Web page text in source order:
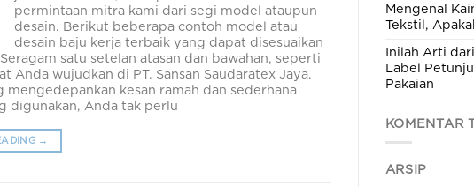
permintaan mitra kami dari segi model ataupun
desain. Berikut beberapa contoh model atau
desain baju kerja terbaik yang dapat disesuaikan
satu setelan atasan dan bawahan, seperti
Anda wujudkan di PT. Sansan Saudaratex Jaya.
kesan ramah dan sederhana
digunakan, Anda tak perlu
→
Mengenal
Tekstil,
Inilah Arti
Label
Pakaian
KOMENTAR
ARSIP